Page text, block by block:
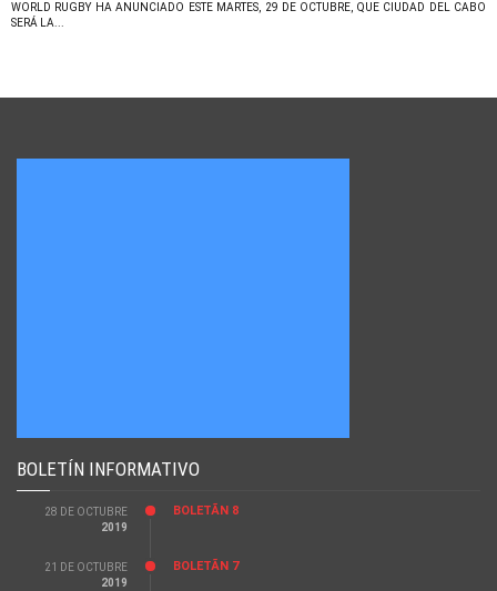
WORLD RUGBY HA ANUNCIADO ESTE MARTES, 29 DE OCTUBRE, QUE CIUDAD DEL CABO
SERÁ LA...
BOLETÍN INFORMATIVO
28 DE OCTUBRE
2019
BOLETÃ­N 8
21 DE OCTUBRE
2019
BOLETÃ­N 7